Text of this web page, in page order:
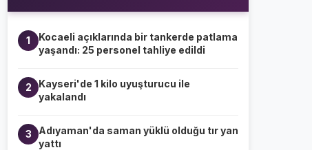
1
Kocaeli açıklarında bir tankerde patlama
yaşandı: 25 personel tahliye edildi
2
Kayseri'de 1 kilo uyuşturucu ile
yakalandı
3
Adıyaman'da saman yüklü olduğu tır yan
yattı